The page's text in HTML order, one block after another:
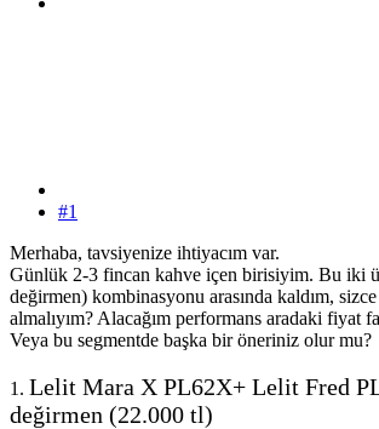
#1
Merhaba, tavsiyenize ihtiyacım var.
Günlük 2-3 fincan kahve içen birisiyim. Bu iki
değirmen) kombinasyonu arasında kaldım,
almalıyım? Alacağım performans aradaki fiyat
Veya bu segmentde başka bir öneriniz olur mu?
1. Lelit Mara X PL62X+ Lelit Fred
değirmen (22.000 tl)